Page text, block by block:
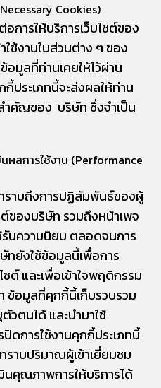
Cookies)
การให้บริการเว็บไซต์ของ
ใช้งานในส่วนต่าง ๆ ของ
อมูลที่ท่านเคยให้ไว้ผ่าน
กี้ประเภทนี้จะส่งผลให้ท่าน
ำคัญของ บริษัท ซึ่งจำเป็น
นผลการใช้งาน (Performance
ราบถึงการปฏิสัมพันธ์ของผู้
ต์ของบริษัท รวมถึงหน้าเพจ
บความนิยม ตลอดจนการ
ทยังใช้ข้อมูลนี้เพื่อการ
ต์ และเพื่อเข้าใจพฤติกรรม
ข้อมูลที่คุกกี้นี้เก็บรวบรวม
วตนได้ และนำมาใช้
ปิดการใช้งานคุกกี้ประเภทนี้
ราบปริมาณผู้เข้าเยี่ยมชม
มินคุณภาพการให้บริการได้